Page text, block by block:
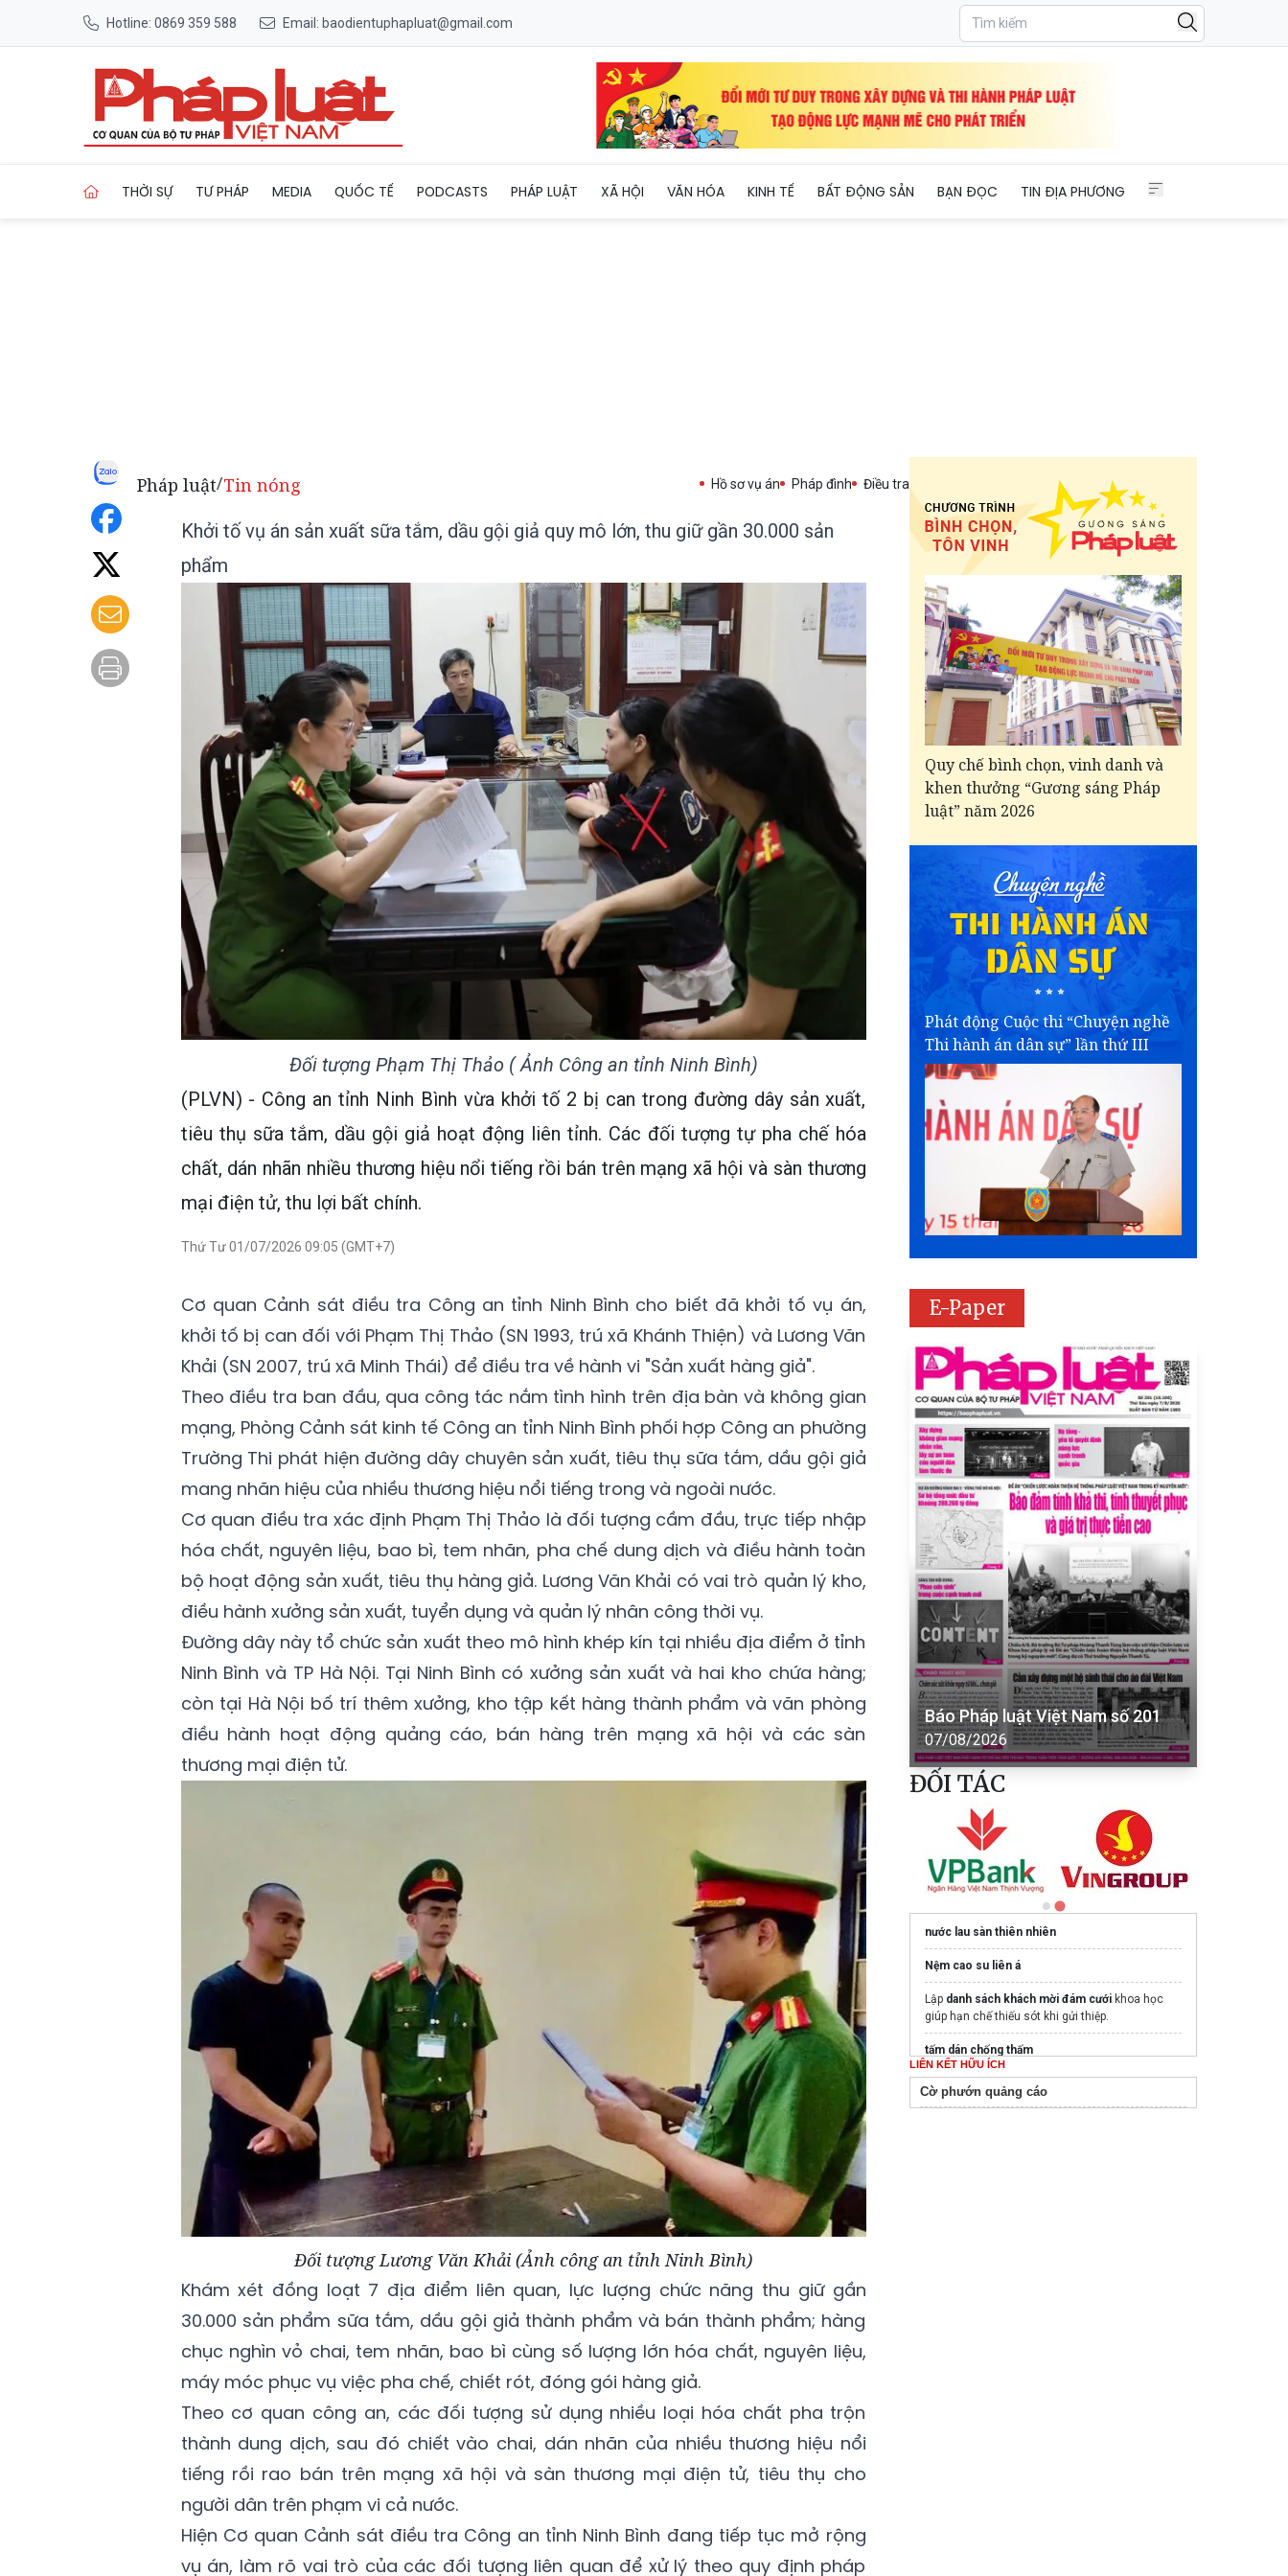
Hotline: 0869 359 588 Email: baodientuphapluat@gmail.com
THỜI SỰ TƯ PHÁP MEDIA QUỐC TẾ PODCASTS PHÁP LUẬT XÃ HỘI VĂN HÓA KINH TẾ BẤT ĐỘNG SẢN BẠN ĐỌC TIN ĐỊA PHƯƠNG
Pháp luật/Tin nóng Hồ sơ vụ án Pháp đình Điều tra
Khởi tố vụ án sản xuất sữa tắm, dầu gội giả quy mô lớn, thu giữ gần 30.000 sản
phẩm
Đối tượng Phạm Thị Thảo ( Ảnh Công an tỉnh Ninh Bình)
(PLVN) - Công an tỉnh Ninh Bình vừa khởi tố 2 bị can trong đường dây sản xuất,
tiêu thụ sữa tắm, dầu gội giả hoạt động liên tỉnh. Các đối tượng tự pha chế hóa
chất, dán nhãn nhiều thương hiệu nổi tiếng rồi bán trên mạng xã hội và sàn thương
mại điện tử, thu lợi bất chính.
Thứ Tư 01/07/2026 09:05 (GMT+7)
Cơ quan Cảnh sát điều tra Công an tỉnh Ninh Bình cho biết đã khởi tố vụ án,
khởi tố bị can đối với Phạm Thị Thảo (SN 1993, trú xã Khánh Thiện) và Lương Văn
Khải (SN 2007, trú xã Minh Thái) để điều tra về hành vi "Sản xuất hàng giả".
Theo điều tra ban đầu, qua công tác nắm tình hình trên địa bàn và không gian
mạng, Phòng Cảnh sát kinh tế Công an tỉnh Ninh Bình phối hợp Công an phường
Trường Thi phát hiện đường dây chuyên sản xuất, tiêu thụ sữa tắm, dầu gội giả
mang nhãn hiệu của nhiều thương hiệu nổi tiếng trong và ngoài nước.
Cơ quan điều tra xác định Phạm Thị Thảo là đối tượng cầm đầu, trực tiếp nhập
hóa chất, nguyên liệu, bao bì, tem nhãn, pha chế dung dịch và điều hành toàn
bộ hoạt động sản xuất, tiêu thụ hàng giả. Lương Văn Khải có vai trò quản lý kho,
điều hành xưởng sản xuất, tuyển dụng và quản lý nhân công thời vụ.
Đường dây này tổ chức sản xuất theo mô hình khép kín tại nhiều địa điểm ở tỉnh
Ninh Bình và TP Hà Nội. Tại Ninh Bình có xưởng sản xuất và hai kho chứa hàng;
còn tại Hà Nội bố trí thêm xưởng, kho tập kết hàng thành phẩm và văn phòng
điều hành hoạt động quảng cáo, bán hàng trên mạng xã hội và các sàn
thương mại điện tử.
Đối tượng Lương Văn Khải (Ảnh công an tỉnh Ninh Bình)
Khám xét đồng loạt 7 địa điểm liên quan, lực lượng chức năng thu giữ gần
30.000 sản phẩm sữa tắm, dầu gội giả thành phẩm và bán thành phẩm; hàng
chục nghìn vỏ chai, tem nhãn, bao bì cùng số lượng lớn hóa chất, nguyên liệu,
máy móc phục vụ việc pha chế, chiết rót, đóng gói hàng giả.
Theo cơ quan công an, các đối tượng sử dụng nhiều loại hóa chất pha trộn
thành dung dịch, sau đó chiết vào chai, dán nhãn của nhiều thương hiệu nổi
tiếng rồi rao bán trên mạng xã hội và sàn thương mại điện tử, tiêu thụ cho
người dân trên phạm vi cả nước.
Hiện Cơ quan Cảnh sát điều tra Công an tỉnh Ninh Bình đang tiếp tục mở rộng
vụ án, làm rõ vai trò của các đối tượng liên quan để xử lý theo quy định pháp
Quy chế bình chọn, vinh danh và
khen thưởng “Gương sáng Pháp
luật” năm 2026
Phát động Cuộc thi “Chuyện nghề
Thi hành án dân sự” lần thứ III
E-Paper
Báo Pháp luật Việt Nam số 201
07/08/2026
ĐỐI TÁC
nước lau sàn thiên nhiên
Nệm cao su liên á
Lập danh sách khách mời đám cưới khoa học
giúp hạn chế thiếu sót khi gửi thiệp.
tấm dán chống thấm
Điện máy Kumisai uy tín
LIÊN KẾT HỮU ÍCH
Cờ phướn quảng cáo